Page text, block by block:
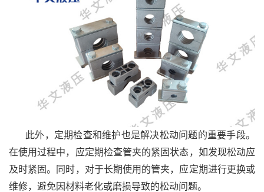
此外，定期检查和维护也是解决松动问题的重要手段。
在使用过程中，应定期检查管夹的紧固状态，如发现松动应
及时紧固。同时，对于长期使用的管夹，应定期进行更换或
维修，避免因材料老化或磨损导致的松动问题。